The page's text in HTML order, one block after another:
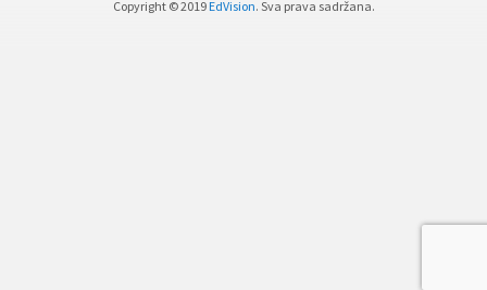
Copyright © 2019 EdVision. Sva prava sadržana.